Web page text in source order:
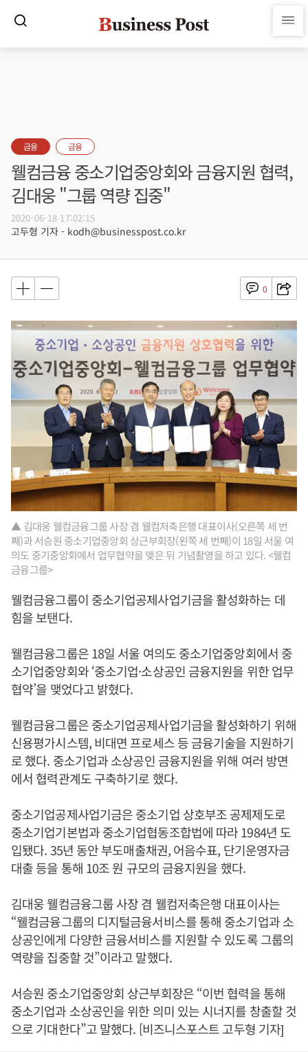
금융 금융
웰컴금융 중소기업중앙회와 금융지원 협력,
김대웅 "그룹 역량 집중"
2020-06-18 17:02:15
고두형 기자 - kodh@businesspost.co.kr
0
▲ 김대웅 웰컴금융그룹 사장 겸 웰컴저축은행 대표이사(오른쪽 세 번
째)과 서승원 중소기업중앙회 상근부회장(왼쪽 세 번째)이 18일 서울 여
의도 중기중앙회에서 업무협약을 맺은 뒤 기념촬영을 하고 있다. <웰컴
금융그룹>
웰컴금융그룹이 중소기업공제사업기금을 활성화하는 데
힘을 보탠다.
웰컴금융그룹은 18일 서울 여의도 중소기업중앙회에서 중
소기업중앙회와 ‘중소기업·소상공인 금융지원을 위한 업무
협약’을 맺었다고 밝혔다.
웰컴금융그룹은 중소기업공제사업기금을 활성화하기 위해
신용평가시스템, 비대면 프로세스 등 금융기술을 지원하기
로 했다. 중소기업과 소상공인 금융지원을 위해 여러 방면
에서 협력관계도 구축하기로 했다.
중소기업공제사업기금은 중소기업 상호부조 공제제도로
중소기업기본법과 중소기업협동조합법에 따라 1984년 도
입됐다. 35년 동안 부도매출채권, 어음수표, 단기운영자금
대출 등을 통해 10조 원 규모의 금융지원을 했다.
김대웅 웰컴금융그룹 사장 겸 웰컴저축은행 대표이사는
“웰컴금융그룹의 디지털금융서비스를 통해 중소기업과 소
상공인에게 다양한 금융서비스를 지원할 수 있도록 그룹의
역량을 집중할 것”이라고 말했다.
서승원 중소기업중앙회 상근부회장은 “이번 협력을 통해
중소기업과 소상공인을 위한 의미 있는 시너지를 창출할 것
으로 기대한다”고 말했다. [비즈니스포스트 고두형 기자]